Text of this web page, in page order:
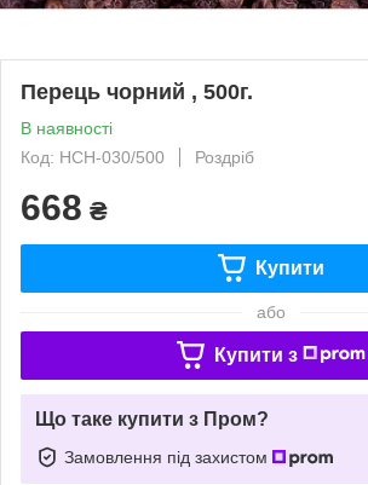
Перець чорний , 500г.
В наявності
Код: НСН-030/500
Роздріб
668 ₴
Купити
або
Купити з
Що таке купити з Пром?
Замовлення під захистом